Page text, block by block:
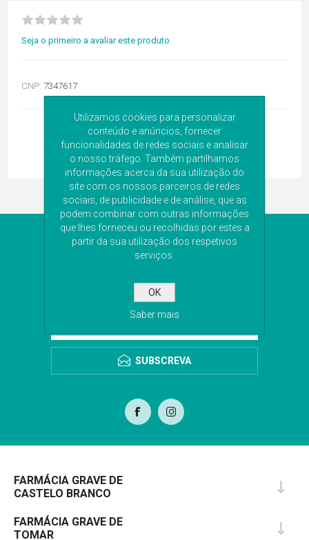
Seja o primeiro a avaliar este produto
CNP: 7347617
NEWSLETTER
últimas novidades. Iremos guardar o seu email
para o envio da newsletter.
SUBSCREVA
FARMÁCIA GRAVE DE
CASTELO BRANCO
FARMÁCIA GRAVE DE
TOMAR
Utilizamos cookies para personalizar
conteúdo e anúncios, fornecer
funcionalidades de redes sociais e analisar
o nosso tráfego. Também partilhamos
informações acerca da sua utilização do
site com os nossos parceiros de redes
sociais, de publicidade e de análise, que as
podem combinar com outras informações
que lhes forneceu ou recolhidas por estes a
partir da sua utilização dos respetivos
serviços.
OK
Saber mais